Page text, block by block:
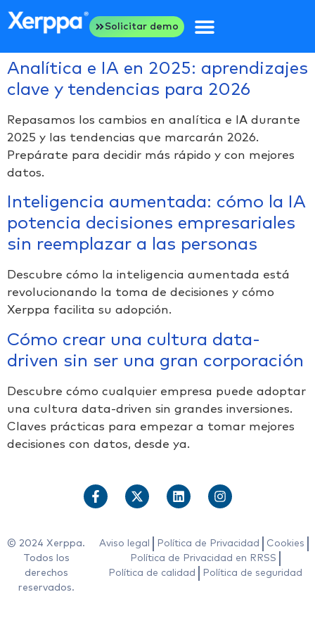
Solicitar demo
Analítica e IA en 2025: aprendizajes
clave y tendencias para 2026
Repasamos los cambios en analítica e IA durante
2025 y las tendencias que marcarán 2026.
Prepárate para decidir más rápido y con mejores
datos.
Inteligencia aumentada: cómo la IA
potencia decisiones empresariales
sin reemplazar a las personas
Descubre cómo la inteligencia aumentada está
revolucionando la toma de decisiones y cómo
Xerppa facilita su adopción.
Cómo crear una cultura data-
driven sin ser una gran corporación
Descubre cómo cualquier empresa puede adoptar
una cultura data-driven sin grandes inversiones.
Claves prácticas para empezar a tomar mejores
decisiones con datos, desde ya.
© 2024 Xerppa.
Todos los
derechos
reservados.
Aviso legal Política de Privacidad
Cookies
Política de Privacidad en RRSS
Política de calidad
Política de seguridad